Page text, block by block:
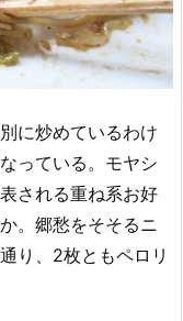
に炒めているわけ
っている。モヤシ
される重ね系お好
。郷愁をそそるニ
り、2枚ともペロリ